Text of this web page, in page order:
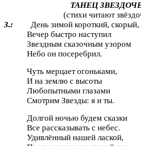
ТАНЕЦ
(стихи читают
З.: День зимой короткий, скорый,
Вечер быстро наступил
Звездным сказочным узором
Небо он посеребрил.
Чуть мерцает огоньками,
И на землю с высоты
Любопытными глазами
Смотрим Звезды: я и ты.
Долгой ночью будем сказки
Все рассказывать с небес.
Удивлённый нашей лаской,